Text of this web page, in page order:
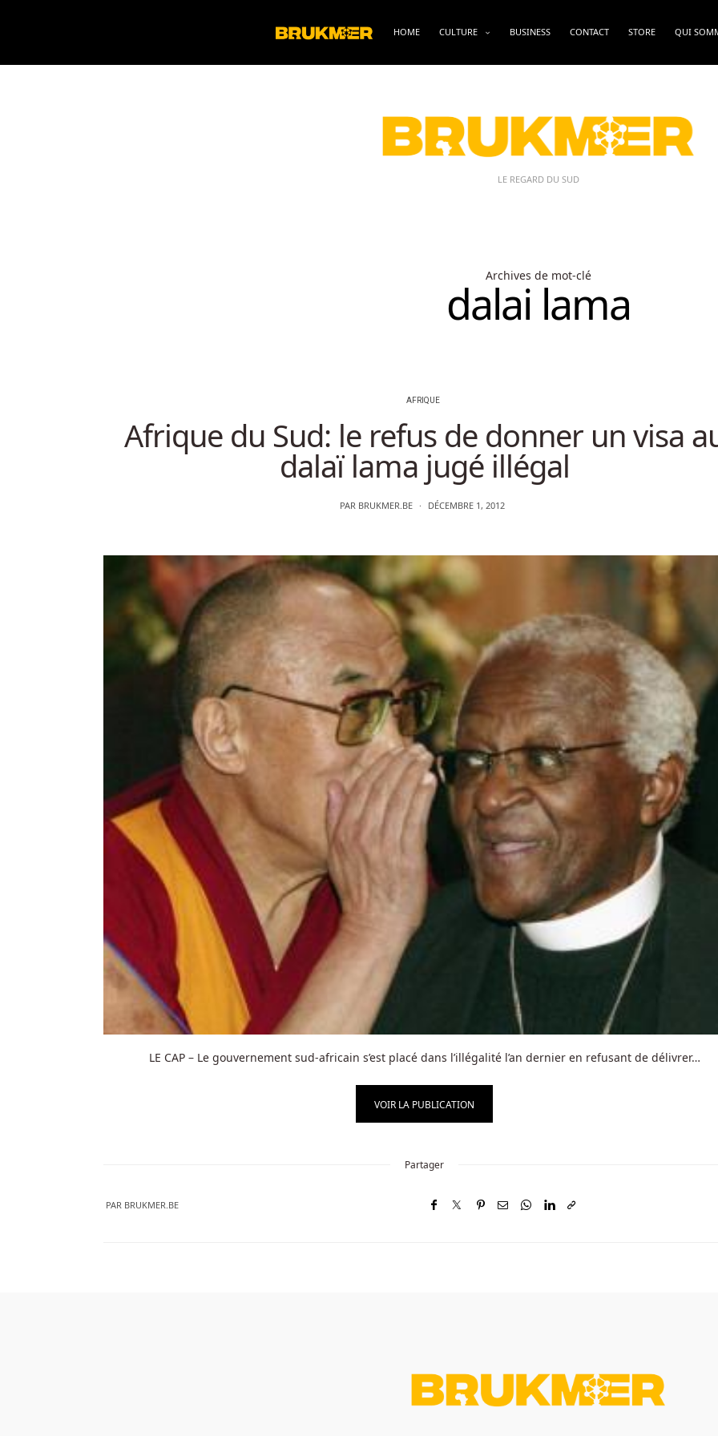
HOME CULTURE BUSINESS CONTACT STORE QUI
LE REGARD DU SUD
Archives de mot-clé
dalai lama
AFRIQUE
Afrique du Sud: le refus de donner un visa
dalaï lama jugé illégal
PAR BRUKMER.BE DÉCEMBRE 1, 2012
LE CAP – Le gouvernement sud-africain s’est placé dans l’illégalité l’an dernier en refusant de délivrer…
VOIR LA PUBLICATION
Partager
PAR BRUKMER.BE